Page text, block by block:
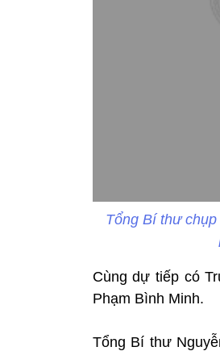
Tổng Bí thư
Cùng dự tiếp có
Phạm Bình Minh.
Tổng Bí thư